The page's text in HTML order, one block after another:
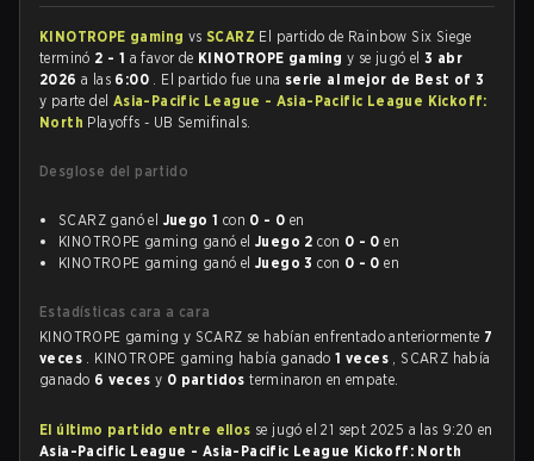
KINOTROPE gaming vs SCARZ El partido de Rainbow Six Siege
terminó 2 - 1 a favor de KINOTROPE gaming y se jugó el3 abr
2026 a las 6:00 . El partido fue una serie al mejor de Best of 3
y parte del Asia-Pacific League - Asia-Pacific League Kickoff:
North Playoffs - UB Semifinals.
Desglose del partido
SCARZ ganó el Juego 1 con 0 - 0 en
KINOTROPE gaming ganó el Juego 2 con 0 - 0 en
KINOTROPE gaming ganó el Juego 3 con 0 - 0 en
Estadísticas cara a cara
KINOTROPE gaming y SCARZ se habían enfrentado anteriormente 7
veces . KINOTROPE gaming había ganado1 veces , SCARZ había
ganado 6 vecesy 0 partidosterminaron en empate.
El último partido entre ellos se jugó el 21 sept 2025 a las 9:20 en
Asia-Pacific League - Asia-Pacific League Kickoff: North